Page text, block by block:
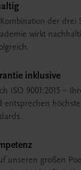
der drei
wirkt
inklusive
ISO 9001:2015 –
entsprechen
unseren großen